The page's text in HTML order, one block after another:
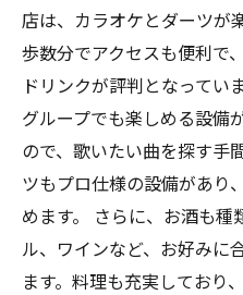
店は、カラオケとダーツが
歩数分でアクセスも便利で
ドリンクが評判となってい
グループでも楽しめる設備
ので、歌いたい曲を探す手
ツもプロ仕様の設備があり
めます。 さらに、お酒も種
ル、ワインなど、お好みに
ます。料理も充実しており